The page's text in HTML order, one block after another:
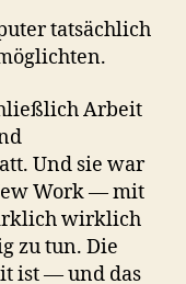
tatsächlich
Arbeit
Und sie war
Work — mit
wirklich
zu tun. Die
ist — und das